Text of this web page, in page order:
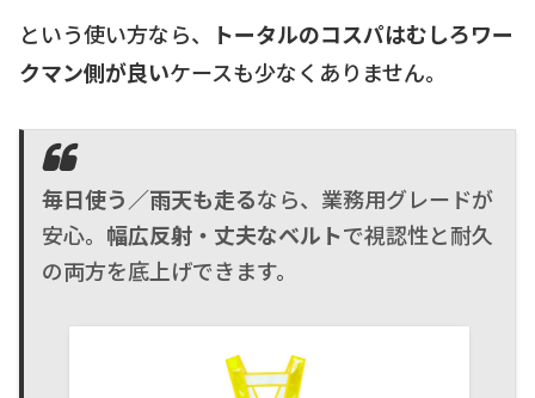
という使い方なら、
トータルのコスパはむしろワー
クマン側が良いケースも少なくありません。
毎日使う／雨天も走るなら、業務用グレードが
安心。 幅広反射・丈夫なベルトで視認性と耐久
の両方を底上げできます。